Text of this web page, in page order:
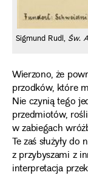
Sigmund Rudl, Św.
Wierzono, że
przodków, które
Nie czynią tego
przedmiotów,
w zabiegach
Te zaś służyły
z przybyszami z
interpretacja